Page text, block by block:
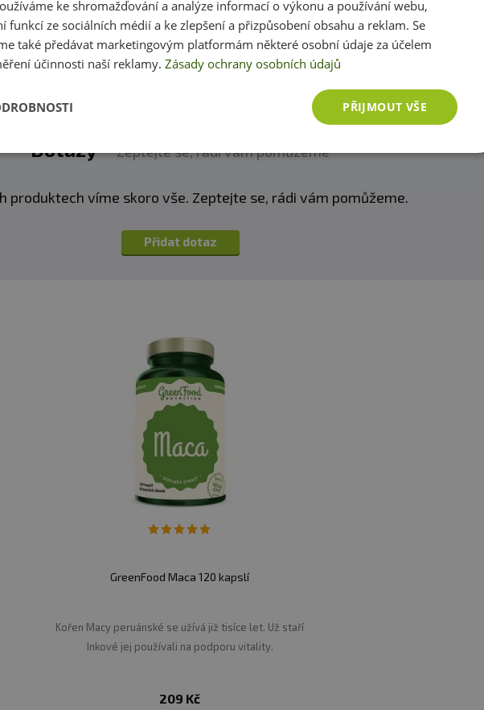
Přidat vlastní hodnocení
Dotazy Zeptejte se, rádi vám pomůžeme
produktech víme skoro vše. Zeptejte se, rádi vám pomůžeme.
Přidat dotaz
GreenFood Maca 120 kapslí
Kořen Macy peruánské se užívá již tisíce let. Už staří
Inkové jej používali na podporu vitality.
209 Kč
ke shromažďování a analýze informací o výkonu a používání webu,
funkcí ze sociálních médií a ke zlepšení a přizpůsobení obsahu a reklam. Se
také předávat marketingovým platformám některé osobní údaje za účelem
účinnosti naší reklamy. Zásady ochrany osobních údajů
PŘIJMOUT VŠE